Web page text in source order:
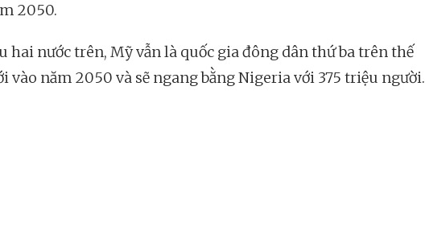
2050.
hai nước trên, Mỹ vẫn là quốc gia đông dân thứ ba trên thế
vào năm 2050 và sẽ ngang bằng Nigeria với 375 triệu người.